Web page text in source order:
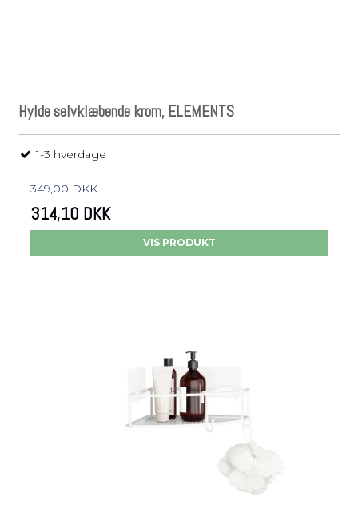
Hylde selvklæbende krom, ELEMENTS
1-3 hverdage
349,00 DKK
314,10 DKK
VIS PRODUKT